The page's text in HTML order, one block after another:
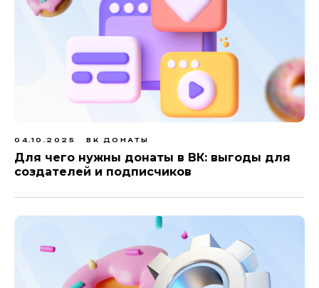
04.10.2025 ВК ДОНАТЫ
Для чего нужны донаты в ВК: выгоды для
создателей и подписчиков